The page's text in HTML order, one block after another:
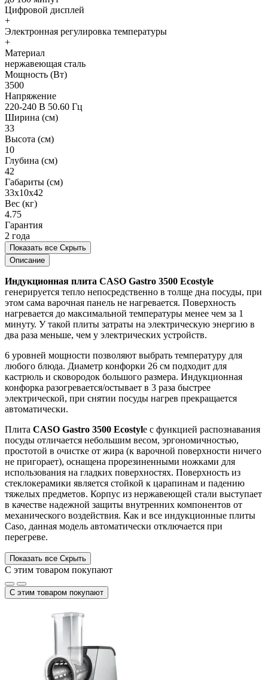
Цифровой дисплей
+
Электронная регулировка температуры
+
Материал
нержавеющая сталь
Мощность (Вт)
3500
Напряжение
220-240 В 50.60 Гц
Ширина (см)
33
Высота (см)
10
Глубина (см)
42
Габариты (см)
33x10x42
Вес (кг)
4.75
Гарантия
2 года
Показать все Скрыть
Описание
Индукционная плита CASO Gastro 3500 Ecostyle
генерируется тепло непосредственно в толще дна посуды, при
этом сама варочная панель не нагревается. Поверхность
нагревается до максимальной температуры менее чем за 1
минуту. У такой плиты затраты на электрическую энергию в
два раза меньше, чем у электрических устройств.
6 уровней мощности позволяют выбрать температуру для
любого блюда. Диаметр конфорки 26 см подходит для
кастрюль и сковородок большого размера. Индукционная
конфорка разогревается/остывает в 3 раза быстрее
электрической, при снятии посуды нагрев прекращается
автоматически.
Плита CASO Gastro 3500 Ecostyle с функцией распознавания
посуды отличается небольшим весом, эргономичностью,
простотой в очистке от жира (к варочной поверхности ничего
не пригорает), оснащена прорезиненными ножками для
использования на гладких поверхностях. Поверхность из
стеклокерамики является стойкой к царапинам и падению
тяжелых предметов. Корпус из нержавеющей стали выступает
в качестве надежной защиты внутренних компонентов от
механического воздействия. Как и все индукционные плиты
Caso, данная модель автоматически отключается при
перегреве.
Показать все Скрыть
С этим товаром покупают
С этим товаром покупают